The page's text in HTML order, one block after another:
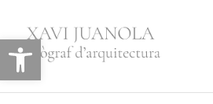
Obre la barra d'eines